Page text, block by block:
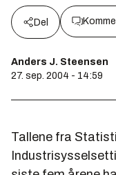
Del
Anders J. Steensen
27. sep. 2004 - 14:59
Tallene fra